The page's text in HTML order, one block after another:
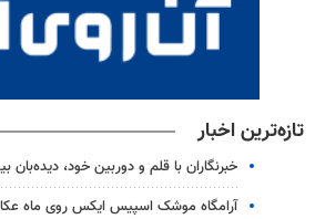
تازه‌ترین اخبار
خبرنگاران با قلم و دوربین خود، دیده‌بان
آرامگاه موشک اسپیس ایکس روی ماه